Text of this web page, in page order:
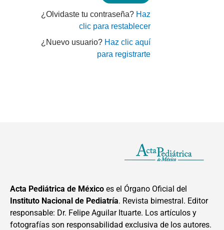
¿Olvidaste tu contraseña? Haz
clic para restablecer
¿Nuevo usuario? Haz clic aquí
para registrarte
Acta Pediátrica de México es el Órgano Oficial del
Instituto Nacional de Pediatría. Revista bimestral. Editor
responsable: Dr. Felipe Aguilar Ituarte. Los artículos y
fotografías son responsabilidad exclusiva de los autores.